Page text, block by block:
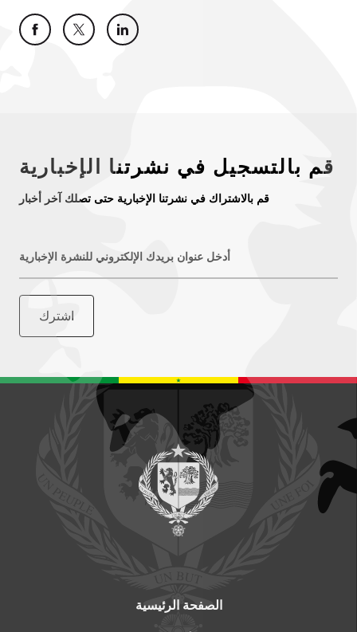
قم بالتسجيل في نشرتنا الإخبارية
قم بالاشتراك في نشرتنا الإخبارية حتى تصلك آخر أخبار
أدخل عنوان بريدك الإلكتروني للنشرة الإخبارية
اشترك
الصفحة الرئيسية